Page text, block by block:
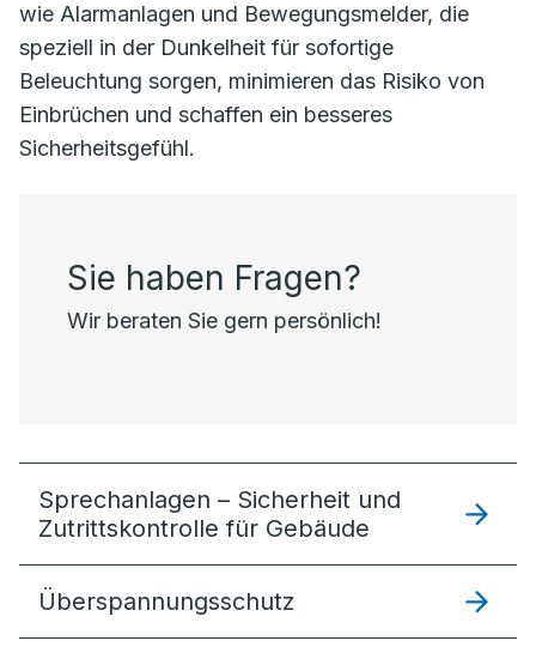
wie Alarmanlagen und Bewegungsmelder, die
speziell in der Dunkelheit für sofortige
Beleuchtung sorgen, minimieren das Risiko von
Einbrüchen und schaffen ein besseres
Sicherheitsgefühl.
Sie haben Fragen?
Wir beraten Sie gern persönlich!
Sprechanlagen – Sicherheit und
Zutrittskontrolle für Gebäude
Überspannungsschutz